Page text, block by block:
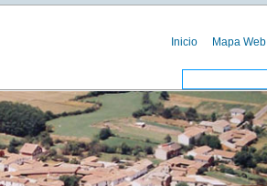
Inicio Mapa Web